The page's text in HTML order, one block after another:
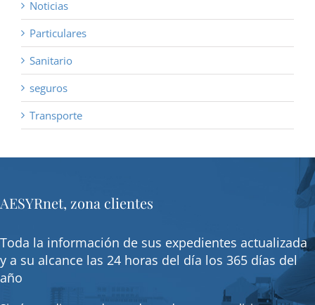
Noticias
Particulares
Sanitario
seguros
Transporte
AESYRnet, zona clientes
Toda la información de sus expedientes actualizada
y a su alcance las 24 horas del día los 365 días del
año